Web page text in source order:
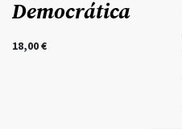
Democrática
18,00€